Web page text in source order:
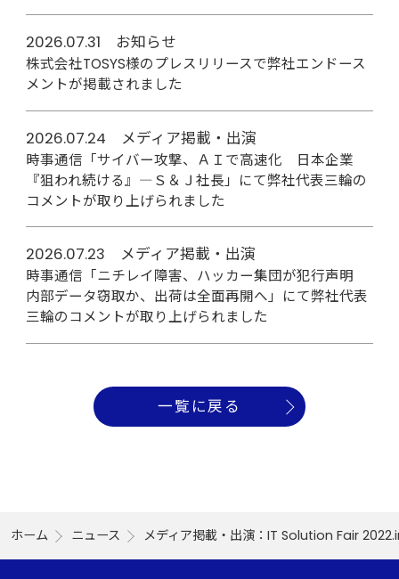
2026.07.31 お知らせ
株式会社TOSYS様のプレスリリースで弊社エンドース
メントが掲載されました
2026.07.24 メディア掲載・出演
時事通信「サイバー攻撃、ＡＩで高速化 日本企業
『狙われ続ける』―Ｓ＆Ｊ社長」にて弊社代表三輪の
コメントが取り上げられました
2026.07.23 メディア掲載・出演
時事通信「ニチレイ障害、ハッカー集団が犯行声明
内部データ窃取か、出荷は全面再開へ」にて弊社代表
三輪のコメントが取り上げられました
一覧に戻る
ホーム ニュース メディア掲載・出演：IT Solution Fair